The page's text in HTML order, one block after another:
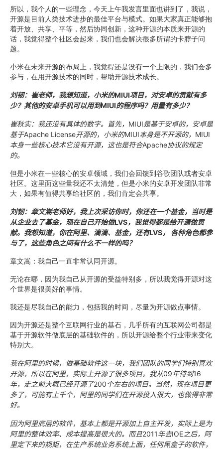
所以，我个人的一些理念，今天上午我发言里面也讲到了，我说，
开源是目前人类技术进步的最佳平台与模式。如果大家真正能够抱
着开放、共享、平等，然后协同创新，这种开源的本质来开源的
话，我觉得整个社区会起来，我们也会解决很多所谓的卡脖子问
题。
小米在未来开源的布局上，我觉得还是没有一个上限的，我们会多
参与，在用开源技术的同时，帮助开源技术成长。
刘韧：崔老师，我想知道，小米的MIUI项目，对安卓的贡献有多
少？其他的安卓手机可以用到MIUI的程序吗？用量有多少？
崔秋实：我还没有具体的数字。首先， MIUI是基于安卓的，安卓是
基于Apache License开源的，小米的MIUI本身是不开源的， MIUI
本身一些核心技术它没有开源，这也是符合Apache协议的规定
的。
但是小米在一些核心的安卓领域，我们会回馈到谷歌团队或者安卓
社区。这里面这些量我还不太清楚，但是小米的安卓开发团队非常
大，如果有值得共享给社区的，我们肯定会共享。
刘韧：章文嵩老师好，我上次采访你时，你还在一个基金，当时是
从企业去了基金，现在自己开始做LVS，我觉得都是给开源做贡
献。我想知道，你在阿里、滴滴、基金，还有LVS，
各种角色都参
与了，这些角色之间有什么不一样的吗？
章文嵩：我自己一直非常认同开源。
无论在哪，因为我自己从开源的受益特别多，所以我觉得开源对这
个世界是很美好的事情。
我还是尽我自己的能力，包括我的时间，尽量为开源做点事情。
因为开源还是整个互联网行业的基石，几乎所有的互联网公司都是
基于开源软件做底层的基础软件的，所以开源给整个行业带来变化
特别大。
我在阿里的时候，做基础软件这一块，我们团队的同学们特别喜欢
开源，所以在阿里，实际上开源了很多项目。我从09年待到16
年，走之前大概已经开源了200个左右的项目。当然，现在项目更
多了，可能有上千个，阿里的同学们在开源投入很大，也做得非常
好。
因为阿里底层的软件，基本上都是开源加上自主开发，实际上是为
阿里的整体效率、成本提高是很大的。而且2011年去IOE之后，阿
里定下来的规矩，在生产系统业务系统上面，任何黑盒子的软件，